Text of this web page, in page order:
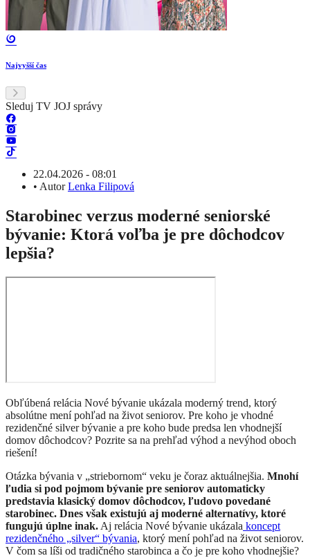
Najvyšší čas
Sleduj TV JOJ správy
22.04.2026 - 08:01
• AutorLenka Filipová
Starobinec verzus moderné seniorské
bývanie: Ktorá voľba je pre dôchodcov
lepšia?
Obľúbená relácia Nové bývanie ukázala moderný trend, ktorý
absolútne mení pohľad na život seniorov. Pre koho je vhodné
rezidenčné silver bývanie a pre koho bude predsa len vhodnejší
domov dôchodcov? Pozrite sa na prehľad výhod a nevýhod oboch
riešení!
Otázka bývania v „striebornom“ veku je čoraz aktuálnejšia. Mnohí
ľudia si pod pojmom bývanie pre seniorov automaticky
predstavia klasický domov dôchodcov, ľudovo povedané
starobinec. Dnes však existujú aj moderné alternatívy, ktoré
fungujú úplne inak. Aj relácia Nové bývanie ukázala koncept
rezidenčného „silver“ bývania, ktorý mení pohľad na život seniorov.
V čom sa líši od tradičného starobinca a čo je pre koho vhodnejšie?